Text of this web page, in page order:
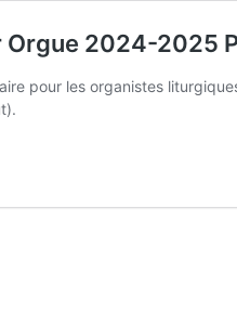
2024-2025
pour les organistes